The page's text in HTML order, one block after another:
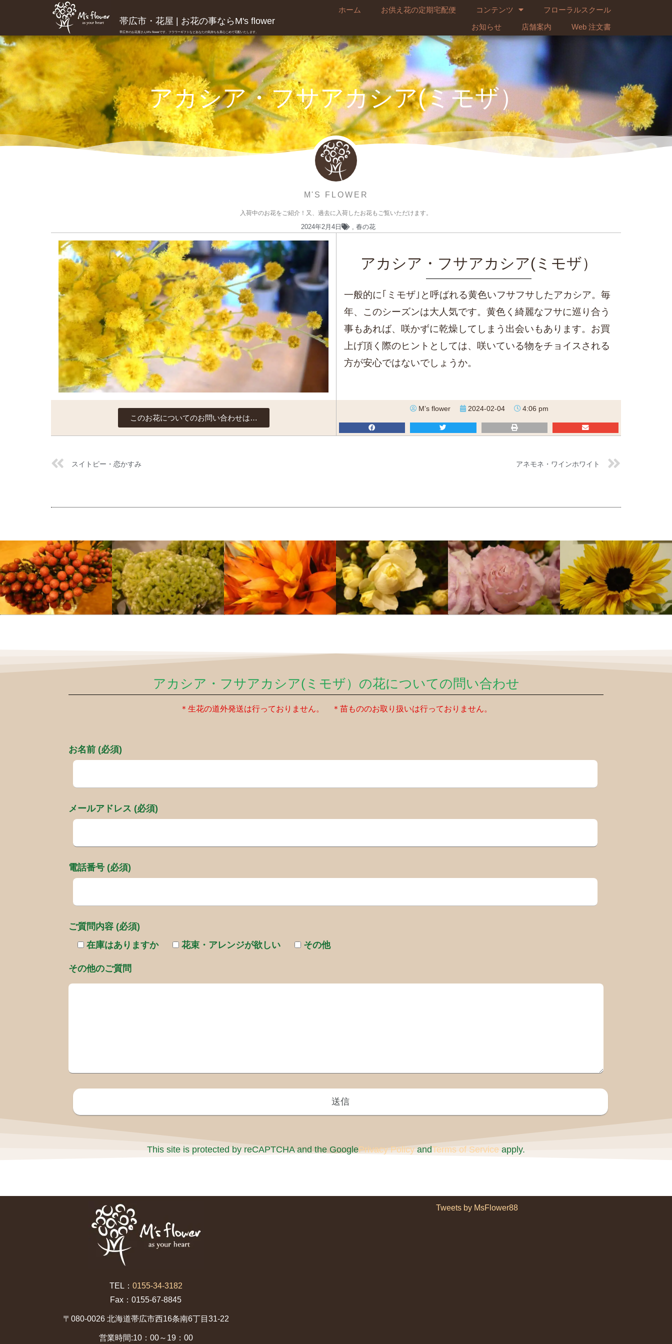
帯広市・花屋 | お花の事ならM's flower
帯広市のお花屋さんM's flowerです。フラワーギフトなどあなたの気持ちを真心こめて宅配いたします。
ホーム お供え花の定期宅配便 コンテンツ
フローラルスクール
お知らせ
店舗案内 Web 注文書
アカシア・フサアカシア(ミモザ）
M'S FLOWER
入荷中のお花をご紹介！又、過去に入荷したお花もご覧いただけます。
2024年2月4日 春の花
アカシア・フサアカシア(ミモザ）
一般的に｢ミモザ｣と呼ばれる黄色いフサフサしたアカシア。毎
年、このシーズンは大人気です。黄色く綺麗なフサに巡り合う
事もあれば、咲かずに乾燥してしまう出会いもあります。お買
上げ頂く際のヒントとしては、咲いている物をチョイスされる
方が安心ではないでしょうか。
このお花についてのお問い合わせは…
M’s flower 2024-02-04 4:06 pm
スイトピー・恋かすみ アネモネ・ワインホワイト
アカシア・フサアカシア(ミモザ）の花についての問い合わせ
＊生花の道外発送は行っておりません。 ＊苗もののお取り扱いは行っておりません。
お名前 (必須)
メールアドレス (必須)
電話番号 (必須)
ご質問内容 (必須)
在庫はありますか
花束・アレンジが欲しい その他
その他のご質問
This site is protected by reCAPTCHA and the GooglePrivacy Policy andTerms of Service apply.
TEL： 0155-34-3182
Fax：0155-67-8845
〒080-0026 北海道帯広市西16条南6丁目31-22
営業時間:10：00～19：00
Tweets by MsFlower88